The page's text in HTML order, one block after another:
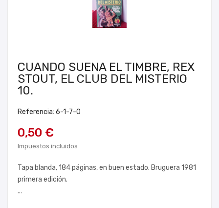
CUANDO SUENA EL TIMBRE, REX
STOUT, EL CLUB DEL MISTERIO
10.
Referencia: 6-1-7-0
0,50 €
Impuestos incluidos
Tapa blanda, 184 páginas, en buen estado. Bruguera 1981
primera edición.
...